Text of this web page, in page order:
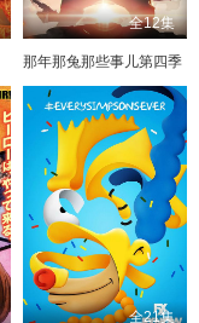
全12集
那年那兔那些事儿第四季
全21集